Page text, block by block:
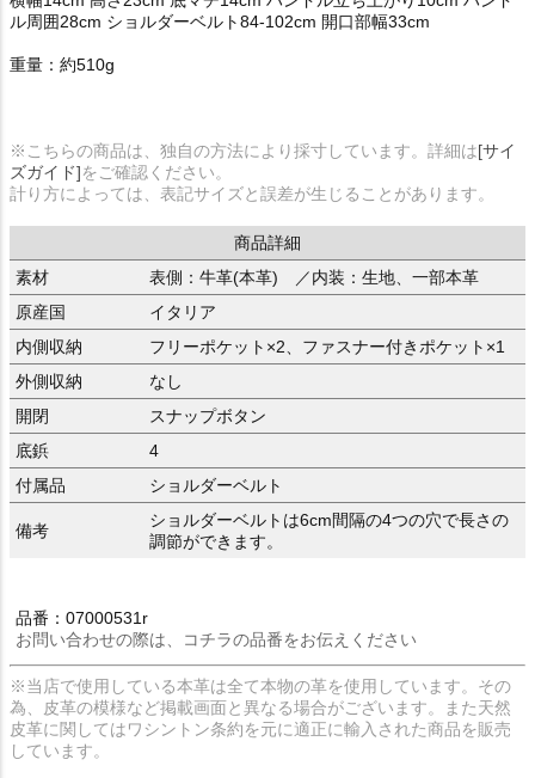
ル周囲28cm ショルダーベルト84-102cm 開口部幅33cm
重量：約510g
※こちらの商品は、独自の方法により採寸しています。詳細は[サイ
ズガイド]をご確認ください。
計り方によっては、表記サイズと誤差が生じることがあります。
商品詳細
素材
表側：牛革(本革) ／内装：生地、一部本革
原産国
イタリア
内側収納
フリーポケット×2、ファスナー付きポケット×1
外側収納
なし
開閉
スナップボタン
底鋲
4
付属品
ショルダーベルト
備考
ショルダーベルトは6cm間隔の4つの穴で長さの
調節ができます。
品番：07000531r
お問い合わせの際は、コチラの品番をお伝えください
※当店で使用している本革は全て本物の革を使用しています。その
為、皮革の模様など掲載画面と異なる場合がございます。また天然
皮革に関してはワシントン条約を元に適正に輸入された商品を販売
しています。